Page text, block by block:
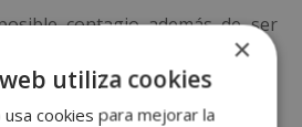
contagio además de ser
de la mordida
×
utiliza cookies
cookies para mejorar la